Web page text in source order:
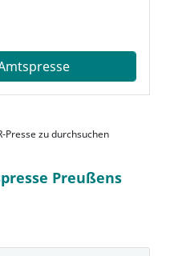
Presse zu durchsuchen
Preußens